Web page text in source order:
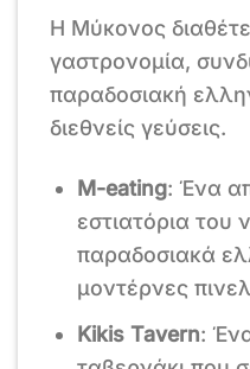
Η Μύκονος
γαστρονομία,
παραδοσιακή
διεθνείς γεύσεις.
M-eating: Ένα
εστιατόρια του
παραδοσιακά
μοντέρνες
Kikis Tavern: